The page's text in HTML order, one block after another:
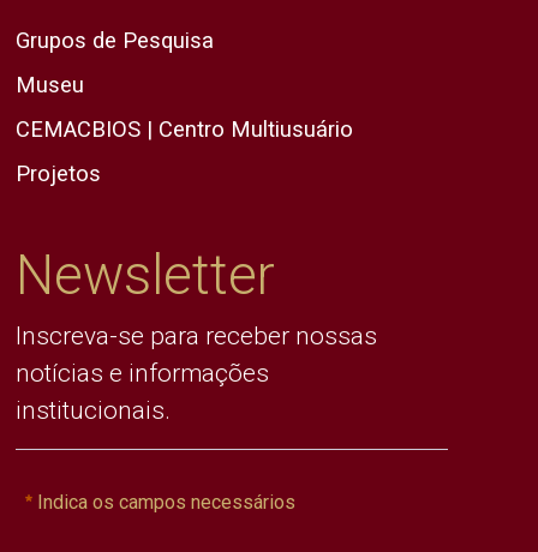
Grupos de Pesquisa
Museu
CEMACBIOS | Centro Multiusuário
Projetos
Newsletter
Inscreva-se para receber nossas
notícias e informações
institucionais.
Indica os campos necessários